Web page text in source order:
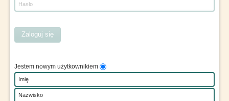
Hasło
Zaloguj się
Jestem nowym użytkownikiem
Imię
Nazwisko